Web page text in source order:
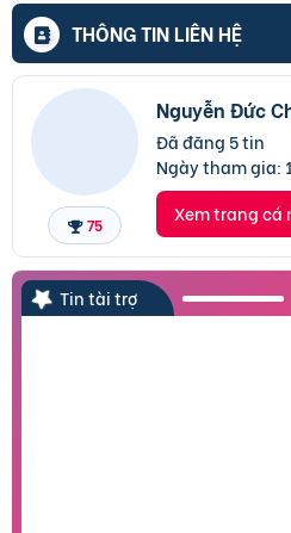
THÔNG TIN LIÊN HỆ
75
Nguyễn Đức
Đã đăng 5 tin
Ngày tham gia:
Xem trang cá
Tin tài trợ